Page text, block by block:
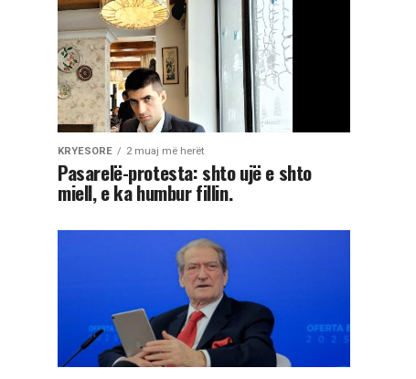
KRYESORE 2 muaj më herët
Pasarelë-protesta: shto ujë e shto
miell, e ka humbur fillin.